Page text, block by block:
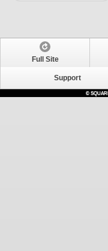
Full Site
Support
©